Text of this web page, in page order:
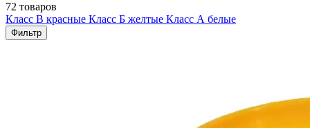
72 товаров
Класс В красные Класс Б желтые Класс А белые
Фильтр